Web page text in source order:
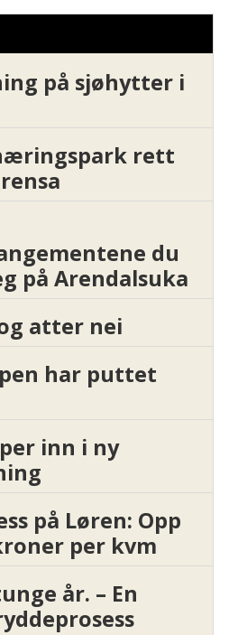
på sjøhytter i
rett
du
på Arendalsuka
atter nei
har puttet
inn i ny
på Løren: Opp
per kvm
år. – En